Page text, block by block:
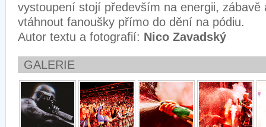
vystoupení stojí především na energii, zábavě
vtáhnout fanoušky přímo do dění na pódiu.
Autor textu a fotografií: Nico Zavadský
GALERIE